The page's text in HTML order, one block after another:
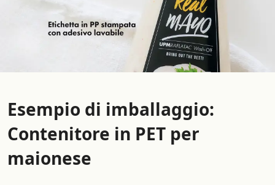
Esempio di imballaggio:
Contenitore in PET per
maionese